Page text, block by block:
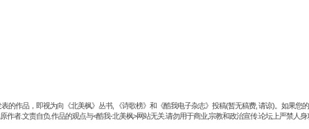
的作品，即视为向《北美枫》丛书, 《诗歌榜》和《酷我电子杂志》投稿(暂无稿费, 请谅)。如果您
作者.文责自负.作品的观点与<酷我-北美枫>网站无关.请勿用于商业,宗教和政治宣传.论坛上严禁人